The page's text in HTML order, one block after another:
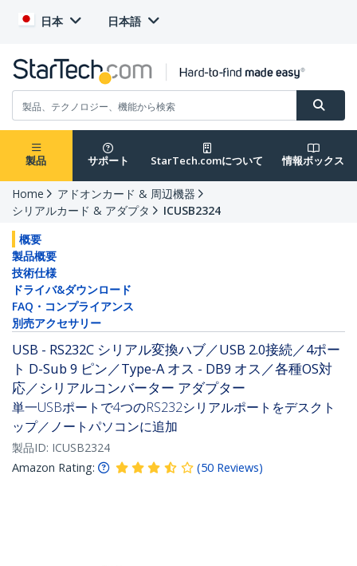
日本 日本語
製品 サポート StarTech.comについて 情報ボックス
Home
アドオンカード & 周辺機器
シリアルカード & アダプタ
ICUSB2324
概要
製品概要
技術仕様
ドライバ&ダウンロード
FAQ・コンプライアンス
別売アクセサリー
USB - RS232C シリアル変換ハブ／USB 2.0接続／4ポー
ト D-Sub 9 ピン／Type-A オス - DB9 オス／各種OS対
応／シリアルコンバーター アダプター
単一USBポートで4つのRS232シリアルポートをデスクト
ップ／ノートパソコンに追加
製品ID: ICUSB2324
Amazon Rating:
(50 Reviews)